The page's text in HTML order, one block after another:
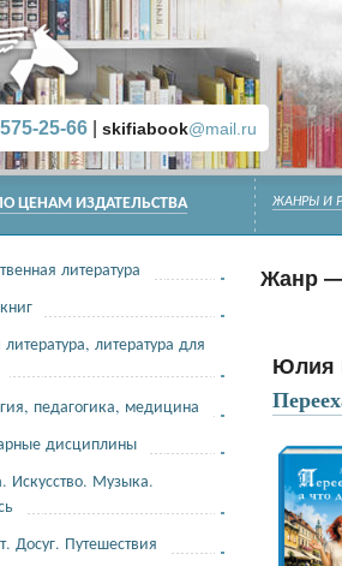
575-25-66 skifiabook@mail.ru
ЖАНРЫ И
Жанр
Юлия
ЦЕНАМ ИЗДАТЕЛЬСТВА
литература
литература для
педагогика, медицина
дисциплины
Искусство. Музыка.
Досуг. Путешествия